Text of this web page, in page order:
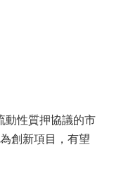
動性質押協議的市
創新項目，有望